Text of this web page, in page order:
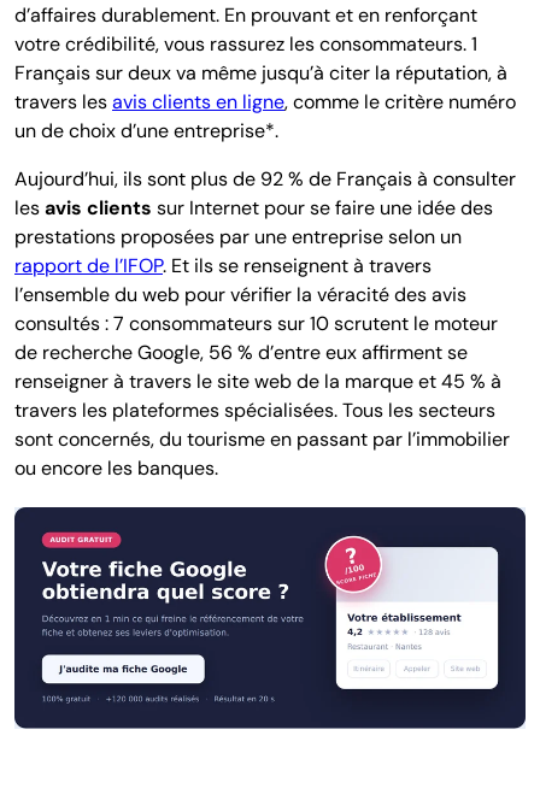
d’affaires durablement. En prouvant et en renforçant
votre crédibilité, vous rassurez les consommateurs. 1
Français sur deux va même jusqu’à citer la réputation, à
travers lesavis clients en ligne, comme le critère numéro
un de choix d’une entreprise*.
Aujourd’hui, ils sont plus de 92 % de Français à consulter
lesavis clients sur Internet pour se faire une idée des
prestations proposées par une entreprise selon un
rapport de l’IFOP. Et ils se renseignent à travers
l’ensemble du web pour vérifier la véracité des avis
consultés : 7 consommateurs sur 10 scrutent le moteur
de recherche Google, 56 % d’entre eux affirment se
renseigner à travers le site web de la marque et 45 % à
travers les plateformes spécialisées. Tous les secteurs
sont concernés, du tourisme en passant par l’immobilier
ou encore les banques.